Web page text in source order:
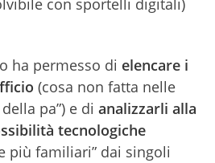
ha permesso di elencare i
(cosa non fatta nelle
pa”) e di analizzarli alla
tecnologiche
più familiari” dai singoli